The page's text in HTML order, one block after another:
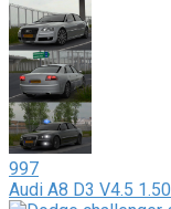
997
Audi A8 D3 V4.5 1.50